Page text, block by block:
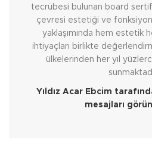
tecrübesi bulunan board
çevresi estetiği ve
yaklaşımında hem estetik
ihtiyaçları birlikte
ülkelerinden her yıl
Yıldız Acar Ebcim
mesajları